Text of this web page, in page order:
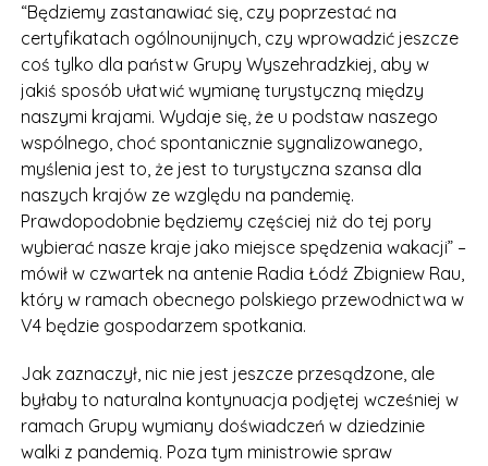
“Będziemy zastanawiać się, czy poprzestać na
certyfikatach ogólnounijnych, czy wprowadzić jeszcze
coś tylko dla państw Grupy Wyszehradzkiej, aby w
jakiś sposób ułatwić wymianę turystyczną między
naszymi krajami. Wydaje się, że u podstaw naszego
wspólnego, choć spontanicznie sygnalizowanego,
myślenia jest to, że jest to turystyczna szansa dla
naszych krajów ze względu na pandemię.
Prawdopodobnie będziemy częściej niż do tej pory
wybierać nasze kraje jako miejsce spędzenia wakacji” –
mówił w czwartek na antenie Radia Łódź Zbigniew Rau,
który w ramach obecnego polskiego przewodnictwa w
V4 będzie gospodarzem spotkania.
Jak zaznaczył, nic nie jest jeszcze przesądzone, ale
byłaby to naturalna kontynuacja podjętej wcześniej w
ramach Grupy wymiany doświadczeń w dziedzinie
walki z pandemią. Poza tym ministrowie spraw